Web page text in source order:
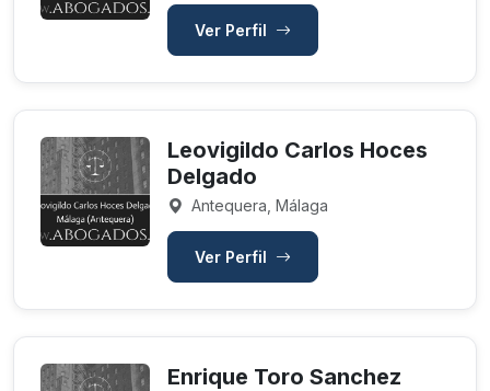
Ver Perfil
Leovigildo Carlos Hoces
Delgado
Antequera, Málaga
Ver Perfil
Enrique Toro Sanchez